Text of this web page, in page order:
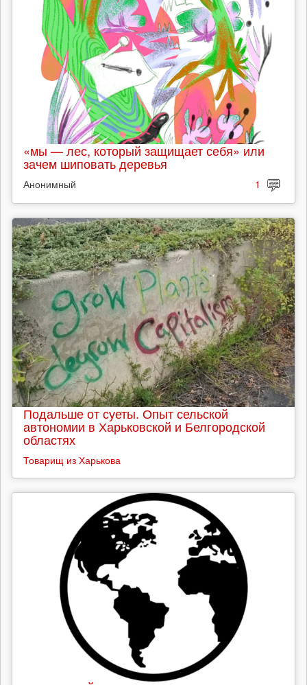
«мы — лес, который защищает себя» или
зачем шиповать деревья
Анонимный 1
Подальше от суеты. Опыт сельской
автономии в Харьковской и Белгородской
областях
Товарищ из Харькова